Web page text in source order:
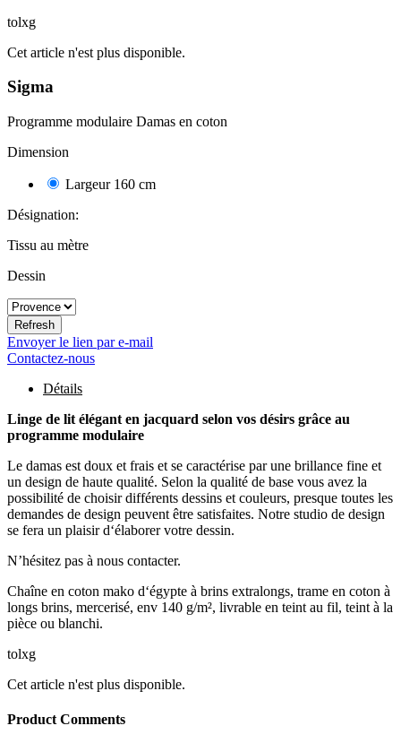
tolxg
Cet article n'est plus disponible.
Sigma
Programme modulaire Damas en coton
Dimension
Largeur 160 cm
Désignation:
Tissu au mètre
Dessin
Envoyer le lien par e-mail
Contactez-nous
Détails
Linge de lit élégant en jacquard selon vos désirs grâce au
programme modulaire
Le damas est doux et frais et se caractérise par une brillance fine et
un design de haute qualité. Selon la qualité de base vous avez la
possibilité de choisir différents dessins et couleurs, presque toutes les
demandes de design peuvent être satisfaites. Notre studio de design
se fera un plaisir d‘élaborer votre dessin.
N’hésitez pas à nous contacter.
Chaîne en coton mako d‘égypte à brins extralongs, trame en coton à
longs brins, mercerisé, env 140 g/m², livrable en teint au fil, teint à la
pièce ou blanchi.
tolxg
Cet article n'est plus disponible.
Product Comments